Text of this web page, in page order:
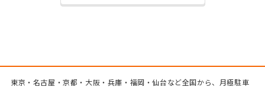
東京・名古屋・京都・大阪・兵庫・福岡・仙台など全国から、月極駐車